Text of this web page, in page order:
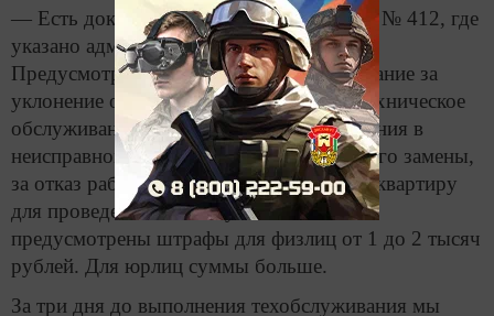
— Есть документ — Федеральный закон № 412, где
указано административное наказание.
Предусмотрено административное наказание за
уклонение от заключения договора на техническое
обслуживание, за содержание оборудования в
неисправном состоянии и уклонение от его замены,
за отказ работникам горгаза в доступе в квартиру
для проведения техобслуживания. За это
предусмотрены штрафы для физлиц от 1 до 2 тысяч
рублей. Для юрлиц суммы больше.
За три дня до выполнения техобслуживания мы